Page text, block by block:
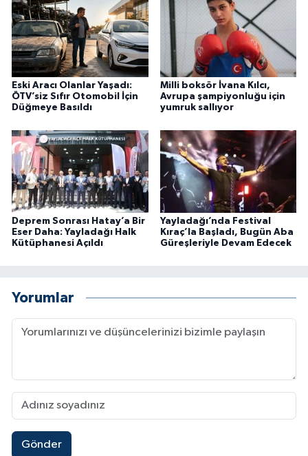
Eski Aracı Olanlar Yaşadı:
ÖTV’siz Sıfır Otomobil İçin
Düğmeye Basıldı
Milli boksör İvana Kılcı,
Avrupa şampiyonluğu için
yumruk sallıyor
Deprem Sonrası Hatay’a Bir
Eser Daha: Yayladağı Halk
Kütüphanesi Açıldı
Yayladağı’nda Festival
Kıraç’la Başladı, Bugün Aba
Güreşleriyle Devam Edecek
Yorumlar
Gönder